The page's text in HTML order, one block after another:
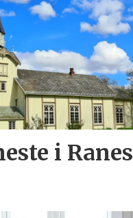
i Ranes